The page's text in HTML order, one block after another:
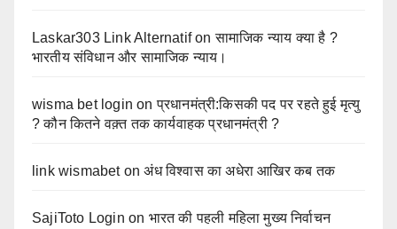
Laskar303 Link Alternatifonसामाजिक न्याय क्या है ?
भारतीय संविधान और सामाजिक न्याय।
wisma bet login onप्रधानमंत्री:किसकी पद पर रहते हुई मृत्यु
? कौन कितने वक़्त तक कार्यवाहक प्रधानमंत्री ?
link wismabetonअंध विश्वास का अधेरा आखिर कब तक
SajiToto Login on भारत की पहली महिला मुख्य निर्वाचन